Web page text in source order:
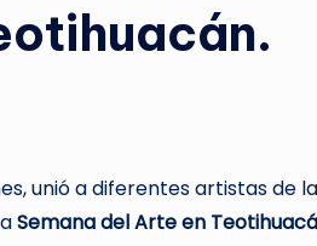
unió a diferentes artistas de
Semana del Arte en